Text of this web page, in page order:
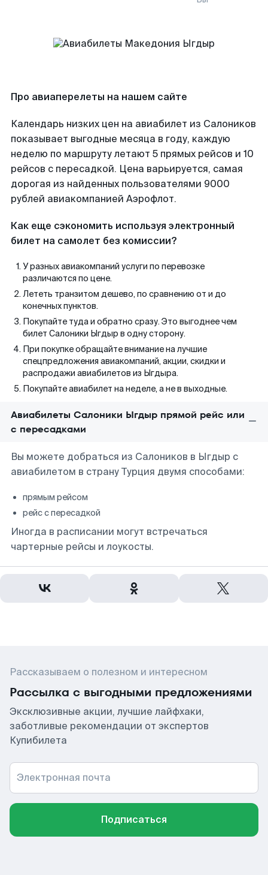
Про авиаперелеты на нашем сайте
Календарь низких цен на авиабилет из Салоников
показывает выгодные месяца в году, каждую
неделю по маршруту летают 5 прямых рейсов и 10
рейсов с пересадкой. Цена варьируется, самая
дорогая из найденных пользователями 9000
рублей авиакомпанией Аэрофлот.
Как еще сэкономить используя электронный
билет на самолет без комиссии?
У разных авиакомпаний услуги по перевозке
различаются по цене.
Лететь транзитом дешево, по сравнению от и до
конечных пунктов.
Покупайте туда и обратно сразу. Это выгоднее чем
билет Салоники Ыгдыр в одну сторону.
При покупке обращайте внимание на лучшие
спецпредложения авиакомпаний, акции, скидки и
распродажи авиабилетов из Ыгдыра.
Покупайте авиабилет на неделе, а не в выходные.
Авиабилеты Салоники Ыгдыр прямой рейс или
с пересадками
Вы можете добраться из Салоников в Ыгдыр с
авиабилетом в страну Турция двумя способами:
прямым рейсом
рейс с пересадкой
Иногда в расписании могут встречаться
чартерные рейсы и лоукосты.
Рассказываем о полезном и интересном
Рассылка с выгодными предложениями
Эксклюзивные акции, лучшие лайфхаки,
заботливые рекомендации от экспертов
Купибилета
Электронная почта
Подписаться